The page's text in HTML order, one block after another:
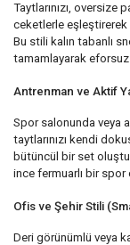
Taytlarınızı,
ceketlerle
Bu stili kalın tabanlı
tamamlayarak
Antrenman ve Aktif
Spor salonunda veya
taytlarınızı kendi
bütüncül bir set
ince fermuarlı bir spor
Ofis ve Şehir Stili
Deri görünümlü veya